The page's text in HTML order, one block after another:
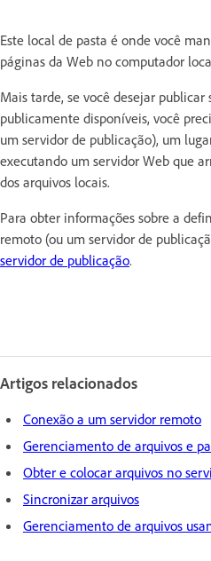
Este local de pasta é onde você
páginas da Web no computador
Mais tarde, se você desejar
publicamente disponíveis, você
um servidor de publicação), um
executando um servidor Web que
dos arquivos locais.
Para obter informações sobre a
remoto (ou um servidor de
servidor de publicação.
Artigos relacionados
Conexão a um servidor remoto
Gerenciamento de arquivos e
Obter e colocar arquivos no
Sincronizar arquivos
Gerenciamento de arquivos